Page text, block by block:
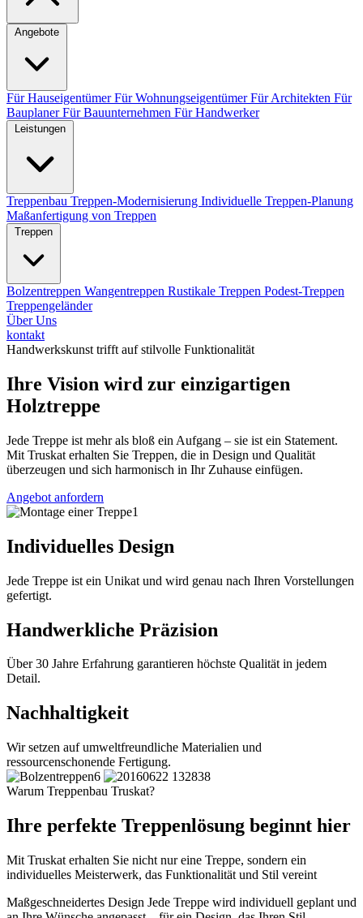
Angebote
Für HauseigentümerFür WohnungseigentümerFür Architekten Für
BauplanerFür Bauunternehmen Für Handwerker
Leistungen
Treppenbau Treppen-Modernisierung Individuelle Treppen-Planung
Maßanfertigung von Treppen
Treppen
Bolzentreppen Wangentreppen Rustikale Treppen Podest-Treppen
Treppengeländer
Über Uns
kontakt
Handwerkskunst trifft auf stilvolle Funktionalität
Ihre Vision wird zur einzigartigen
Holztreppe
Jede Treppe ist mehr als bloß ein Aufgang – sie ist ein Statement.
Mit Truskat erhalten Sie Treppen, die in Design und Qualität
überzeugen und sich harmonisch in Ihr Zuhause einfügen.
Angebot anfordern
Individuelles Design
Jede Treppe ist ein Unikat und wird genau nach Ihren Vorstellungen
gefertigt.
Handwerkliche Präzision
Über 30 Jahre Erfahrung garantieren höchste Qualität in jedem
Detail.
Nachhaltigkeit
Wir setzen auf umweltfreundliche Materialien und
ressourcenschonende Fertigung.
Warum Treppenbau Truskat?
Ihre perfekte Treppenlösung beginnt hier
Mit Truskat erhalten Sie nicht nur eine Treppe, sondern ein
individuelles Meisterwerk, das Funktionalität und Stil vereint
Maßgeschneidertes Design Jede Treppe wird individuell geplant und